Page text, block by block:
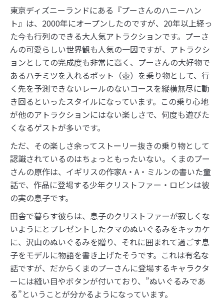
東京ディズニーランドにある『プーさんのハニーハン
ト』は、2000年にオープンしたのですが、20年以上経っ
た今も行列のできる大人気アトラクションです。プーさ
んの可愛らしい世界観も人気の一因ですが、アトラクシ
ョンとしての完成度も非常に高く、プーさんの大好物で
あるハチミツを入れるポット（壺）を乗り物として、行
く先を予測できないレールのないコースを縦横無尽に動
き回るといったスタイルになっています。この乗り心地
が他のアトラクションにはない楽しさで、何度も遊びた
くなるゲストが多いです。
ただ、その楽しさ余ってストーリー抜きの乗り物として
認識されているのはちょっともったいない。くまのプー
さんの原作は、イギリスの作家A・A・ミルンの書いた童
話で、作品に登場する少年クリストファー・ロビンは彼
の実の息子です。
田舎で暮らす彼らは、息子のクリストファーが寂しくな
いようにとプレゼントしたクマのぬいぐるみをキッカケ
に、沢山のぬいぐるみを贈り、それに囲まれて過ごす息
子をモデルに物語を書き上げたそうです。これは有名な
話ですが、だからくまのプーさんに登場するキャラクタ
ーには縫い目やボタンが付いており、”ぬいぐるみであ
る”ということが分かるようになっています。